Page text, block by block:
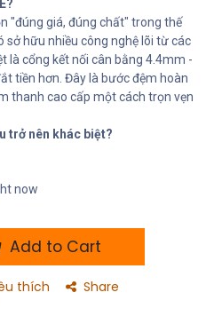
"đúng giá, đúng chất" trong thế
sở hữu nhiều công nghệ lõi từ các
là cổng kết nối cân bằng 4.4mm -
tiền hơn. Đây là bước đệm hoàn
thanh cao cấp một cách trọn vẹn
trở nên khác biệt?
now
Add to Cart
thích Share